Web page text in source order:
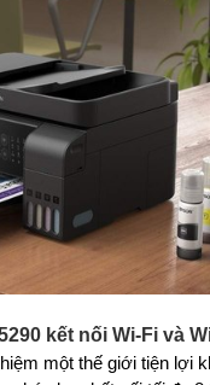
kết nối Wi-Fi và
một thế giới tiện lợi